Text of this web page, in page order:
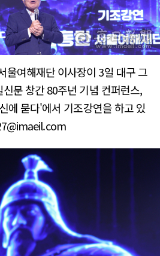
울여해재단 이사장이 3일 대구 그
문 창간 80주년 기념 컨퍼런스,
에 묻다'에서 기조강연을 하고 있